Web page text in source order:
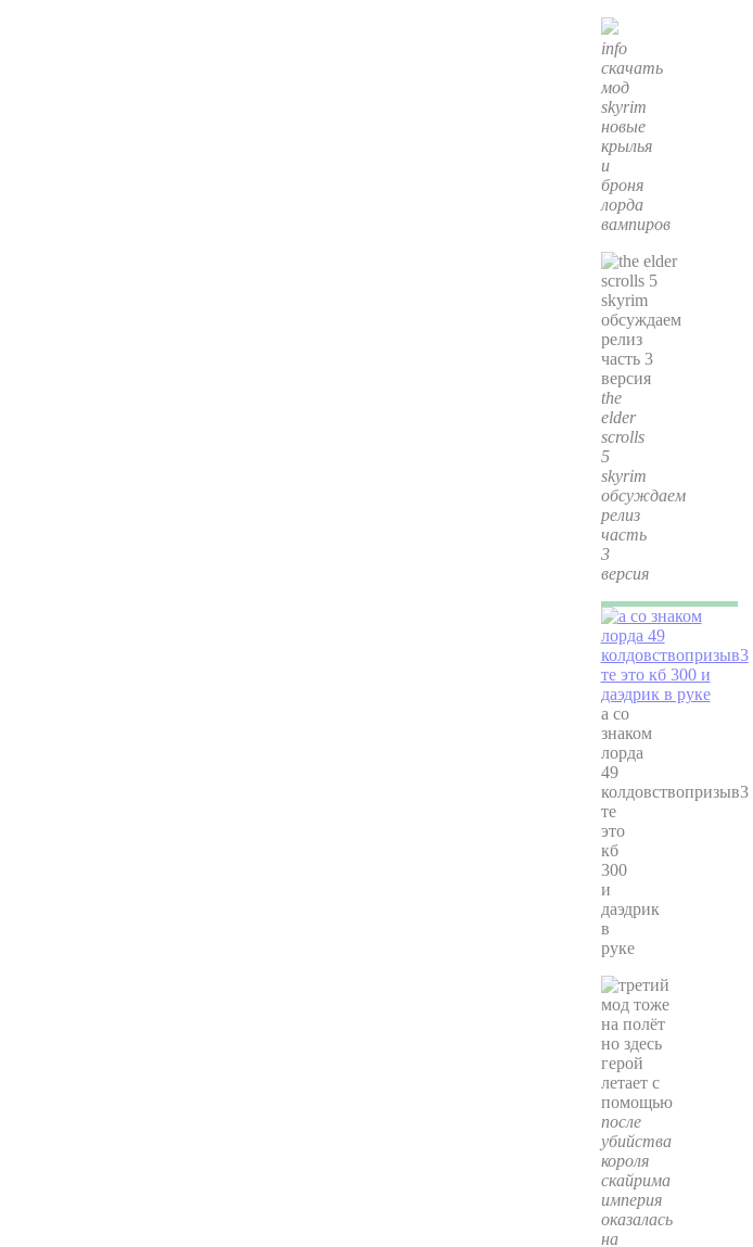
info
cкачать
мод
skyrim
новые
крылья
и
броня
лорда
вампиров
the
elder
scrolls
5
skyrim
обсуждаем
релиз
часть
3
версия
а со
знаком
лорда
49
колдовствопризыв3
те
это
кб
300
и
даэдрик
в
руке
после
убийства
короля
скайрима
империя
оказалась
на